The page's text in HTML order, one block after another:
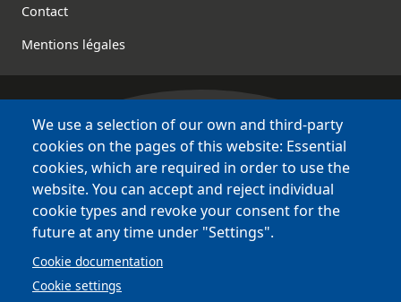
Contact
Mentions légales
Bretagne Culture Diversité
des sites variés !
Sites
BCD
Bazhvalan
Bécédia
BED
PCI
We use a selection of our own and third-party
cookies on the pages of this website: Essential
cookies, which are required in order to use the
website. You can accept and reject individual
cookie types and revoke your consent for the
future at any time under "Settings".
Cookie documentation
Cookie settings